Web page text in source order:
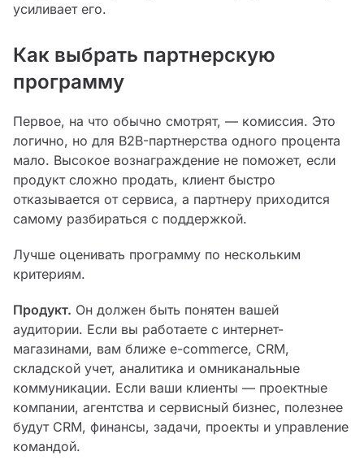
усиливает его.
Как выбрать партнерскую
программу
Первое, на что обычно смотрят, — комиссия. Это
логично, но для B2B-партнерства одного процента
мало. Высокое вознаграждение не поможет, если
продукт сложно продать, клиент быстро
отказывается от сервиса, а партнеру приходится
самому разбираться с поддержкой.
Лучше оценивать программу по нескольким
критериям.
Продукт. Он должен быть понятен вашей
аудитории. Если вы работаете с интернет-
магазинами, вам ближе e-commerce, CRM,
складской учет, аналитика и омниканальные
коммуникации. Если ваши клиенты — проектные
компании, агентства и сервисный бизнес, полезнее
будут CRM, финансы, задачи, проекты и управление
командой.